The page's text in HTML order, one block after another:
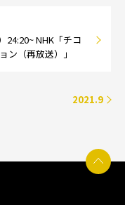
24:20~ NHK「チコ
ン（再放送）」
2021.9